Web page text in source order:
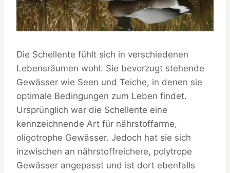
Die Schellente fühlt sich in verschiedenen
Lebensräumen wohl. Sie bevorzugt stehende
Gewässer wie Seen und Teiche, in denen sie
optimale Bedingungen zum Leben findet.
Ursprünglich war die Schellente eine
kennzeichnende Art für nährstoffarme,
oligotrophe Gewässer. Jedoch hat sie sich
inzwischen an nährstoffreichere, polytrope
Gewässer angepasst und ist dort ebenfalls